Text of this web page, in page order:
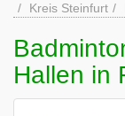
Kreis Steinfurt
Hallen in